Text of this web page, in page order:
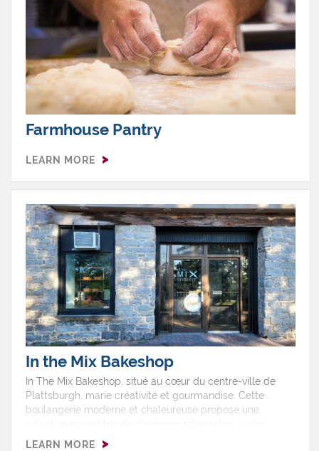
partout où vos aventures vous mènent.
Farmhouse Pantry
LEARN MORE
In the Mix Bakeshop
In The Mix Bakeshop, situé au cœur du centre-ville de
Plattsburgh, marie créativité et gourmandise. Cette
boulangerie moderne et chaleureuse propose une
croissants feuilletés aux cupcakes décadents, en
LEARN MORE